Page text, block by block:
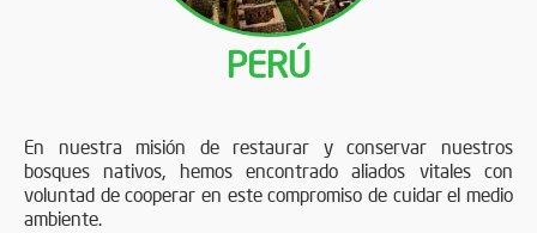
PERÚ
En nuestra misión de restaurar y conservar nuestros
bosques nativos, hemos encontrado aliados vitales con
voluntad de cooperar en este compromiso de cuidar el medio
ambiente.